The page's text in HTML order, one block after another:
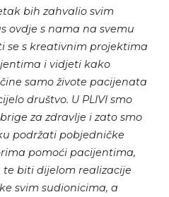
bih zahvalio svim
ovdje s nama na svemu
se s kreativnim projektima
i vidjeti kako
samo živote pacijenata
društvo. U PLIVI smo
za zdravlje i zato smo
podržati pobjedničke
pomoći pacijentima,
biti dijelom realizacije
svim sudionicima, a